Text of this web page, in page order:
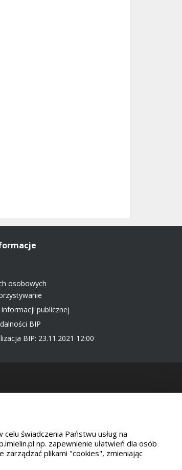
osobowych
publicznej
BIP
BIP: 23.11.2021 12:00
świadczenia Państwu usług na
np. zapewnienie ułatwień dla osób
zarządzać plikami "cookies", zmieniając